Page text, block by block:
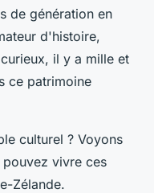
de génération en
d'histoire,
il y a mille et
ce patrimoine
culturel ? Voyons
vivre ces
Zélande.